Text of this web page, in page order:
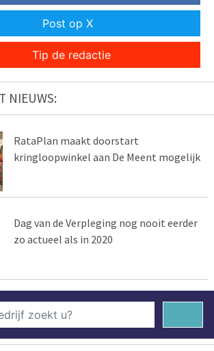
Post op X
Tip de redactie
NIEUWS:
RataPlan maakt doorstart
kringloopwinkel aan De Meent mogelijk
Dag van de Verpleging nog nooit eerder
zo actueel als in 2020